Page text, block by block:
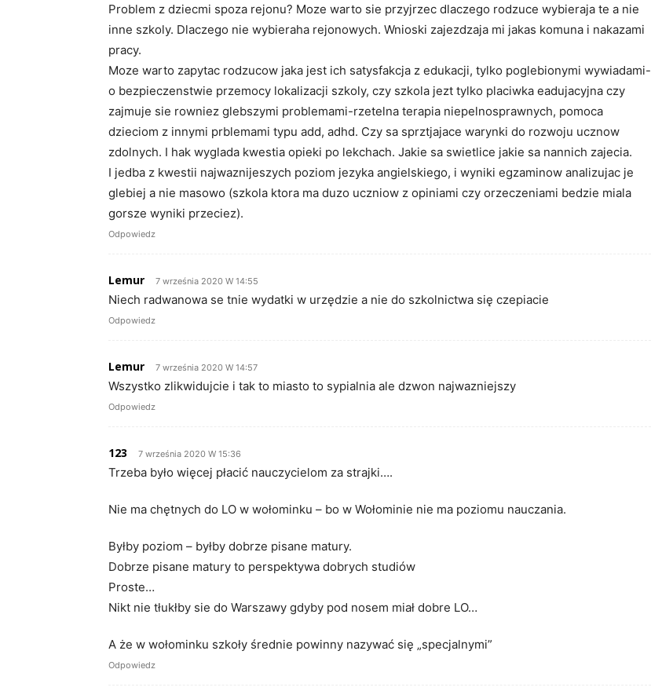
Problem z dziecmi spoza rejonu? Moze warto sie przyjrzec dlaczego rodzuce wybieraja te a nie
inne szkoly. Dlaczego nie wybieraha rejonowych. Wnioski zajezdzaja mi jakas komuna i nakazami
pracy.
Moze warto zapytac rodzucow jaka jest ich satysfakcja z edukacji, tylko poglebionymi wywiadami-
o bezpieczenstwie przemocy lokalizacji szkoly, czy szkola jezt tylko placiwka eadujacyjna czy
zajmuje sie rowniez glebszymi problemami-rzetelna terapia niepelnosprawnych, pomoca
dzieciom z innymi prblemami typu add, adhd. Czy sa sprztjajace warynki do rozwoju ucznow
zdolnych. I hak wyglada kwestia opieki po lekchach. Jakie sa swietlice jakie sa nannich zajecia.
I jedba z kwestii najwaznijeszych poziom jezyka angielskiego, i wyniki egzaminow analizujac je
glebiej a nie masowo (szkola ktora ma duzo uczniow z opiniami czy orzeczeniami bedzie miala
gorsze wyniki przeciez).
Odpowiedz
Lemur 7 września 2020 W 14:55
Niech radwanowa se tnie wydatki w urzędzie a nie do szkolnictwa się czepiacie
Odpowiedz
Lemur 7 września 2020 W 14:57
Wszystko zlikwidujcie i tak to miasto to sypialnia ale dzwon najwazniejszy
Odpowiedz
123 7 września 2020 W 15:36
Trzeba było więcej płacić nauczycielom za strajki….
Nie ma chętnych do LO w wołominku – bo w Wołominie nie ma poziomu nauczania.
Byłby poziom – byłby dobrze pisane matury.
Dobrze pisane matury to perspektywa dobrych studiów
Proste…
Nikt nie tłukłby sie do Warszawy gdyby pod nosem miał dobre LO…
A że w wołominku szkoły średnie powinny nazywać się „specjalnymi”
Odpowiedz